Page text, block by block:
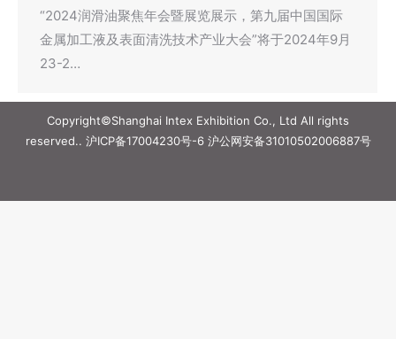
“2024润滑油聚焦年会暨展览展示，第九届中国国际
金属加工液及表面清洗技术产业大会”将于2024年9月
23-2…
Copyright©Shanghai Intex Exhibition Co., Ltd All rights
reserved.. 沪ICP备17004230号-6沪公网安备31010502006887号